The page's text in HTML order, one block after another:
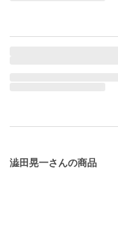
澁田晃一さんの商品